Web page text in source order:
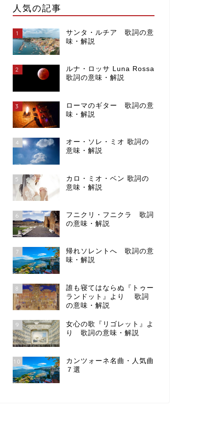
人気の記事
1
サンタ・ルチア 歌詞の意
味・解説
2
ルナ・ロッサ Luna Rossa
歌詞の意味・解説
3
ローマのギター 歌詞の意
味・解説
4
オー・ソレ・ミオ 歌詞の
意味・解説
5
カロ・ミオ・ベン 歌詞の
意味・解説
6
フニクリ・フニクラ 歌詞
の意味・解説
7
帰れソレントへ 歌詞の意
味・解説
8
誰も寝てはならぬ『トゥー
ランドット』より 歌詞
の意味・解説
9
女心の歌『リゴレット』よ
り 歌詞の意味・解説
10
カンツォーネ名曲・人気曲
７選